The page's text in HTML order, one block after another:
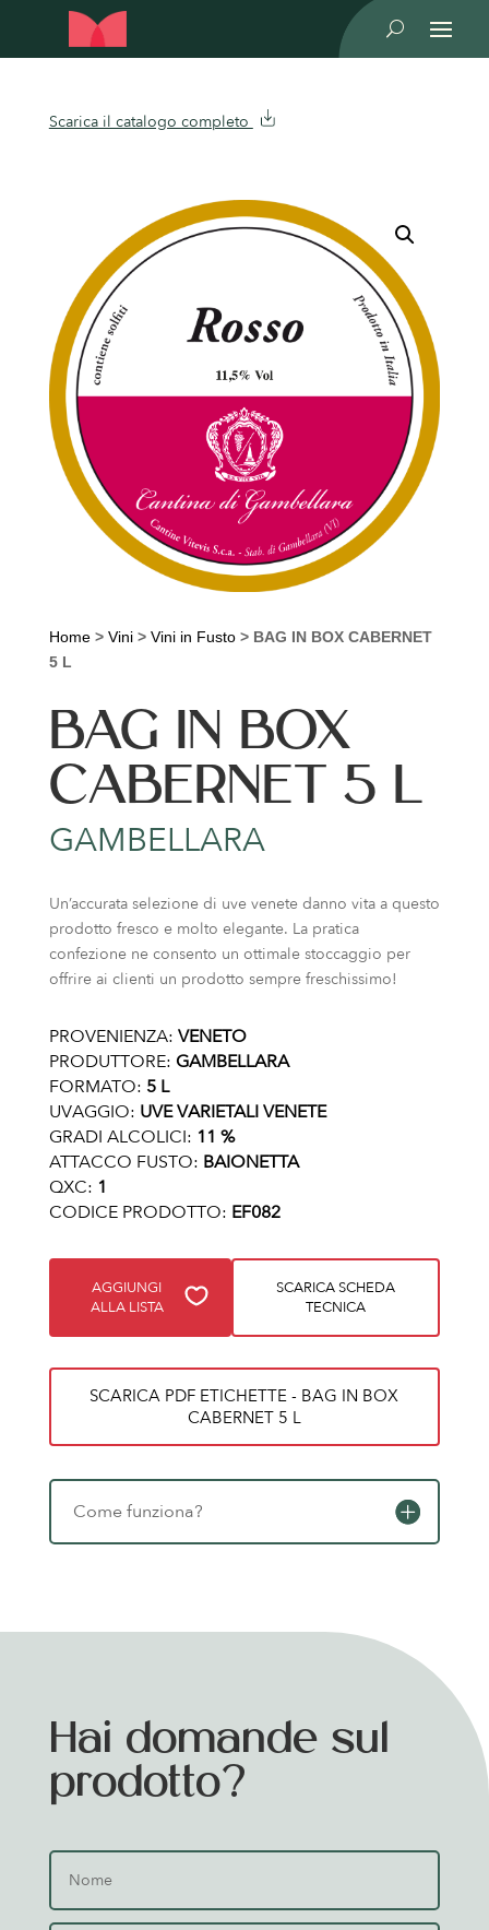
U
Scarica il catalogo completo
Home> Vini> Vini in Fusto> BAG IN BOX CABERNET
5 L
BAG IN BOX
CABERNET 5 L
GAMBELLARA
Un’accurata selezione di uve venete danno vita a questo
prodotto fresco e molto elegante. La pratica
confezione ne consento un ottimale stoccaggio per
offrire ai clienti un prodotto sempre freschissimo!
PROVENIENZA: VENETO
PRODUTTORE: GAMBELLARA
FORMATO: 5 L
UVAGGIO: UVE VARIETALI VENETE
GRADI ALCOLICI: 11 %
ATTACCO FUSTO: BAIONETTA
QXC: 1
CODICE PRODOTTO: EF082
AGGIUNGI
ALLA LISTA
SCARICA SCHEDA
TECNICA
SCARICA PDF ETICHETTE - BAG IN BOX
CABERNET 5 L
Come funziona?
Hai domande sul
prodotto?